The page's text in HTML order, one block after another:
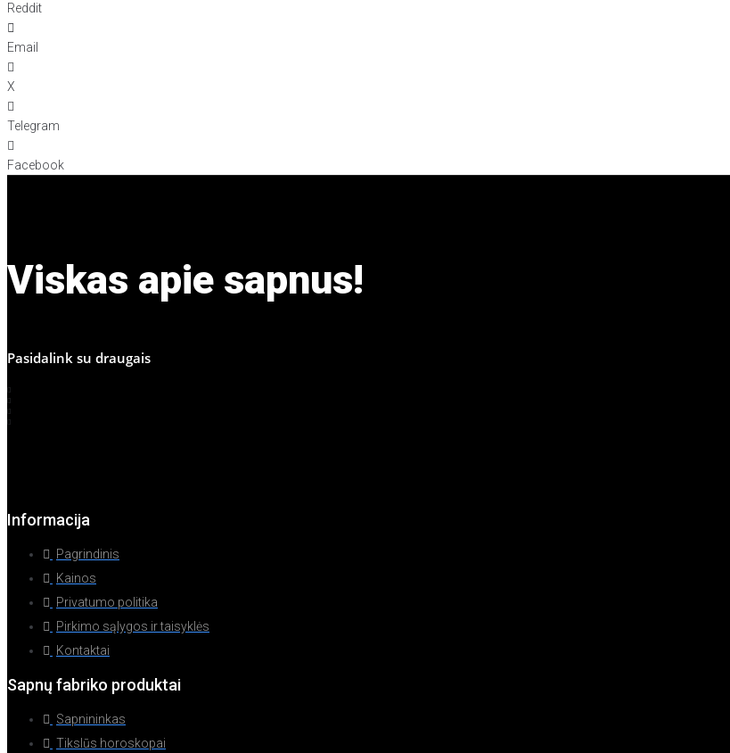
Reddit
Email
X
Telegram
Facebook
Viskas apie sapnus!
Pasidalink su draugais
Informacija
Pagrindinis
Kainos
Privatumo politika
Pirkimo sąlygos ir taisyklės
Kontaktai
Sapnų fabriko produktai
Sapnininkas
Tikslūs horoskopai